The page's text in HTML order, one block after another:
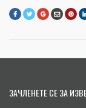
ЗАЧЛЕНЕТЕ СЕ ЗА